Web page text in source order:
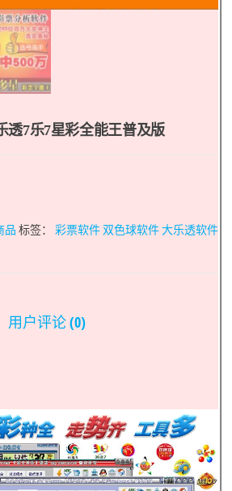
透7乐7星彩全能王普及版
品 标签： 彩票软件 双色球软件 大乐透软件
用户评论 (0)